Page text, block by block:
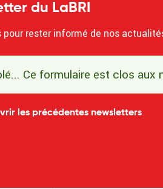
du LaBRI
pour rester informé de nos
Ce formulaire est clos aux
les précédentes newsletters